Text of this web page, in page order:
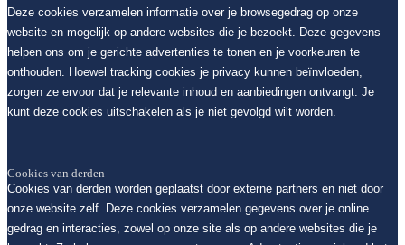
Deze cookies verzamelen informatie over je browsegedrag op onze
website en mogelijk op andere websites die je bezoekt. Deze gegevens
helpen ons om je gerichte advertenties te tonen en je voorkeuren te
onthouden. Hoewel tracking cookies je privacy kunnen beïnvloeden,
zorgen ze ervoor dat je relevante inhoud en aanbiedingen ontvangt. Je
kunt deze cookies uitschakelen als je niet gevolgd wilt worden.
Cookies van derden
Cookies van derden worden geplaatst door externe partners en niet door
onze website zelf. Deze cookies verzamelen gegevens over je online
gedrag en interacties, zowel op onze site als op andere websites die je